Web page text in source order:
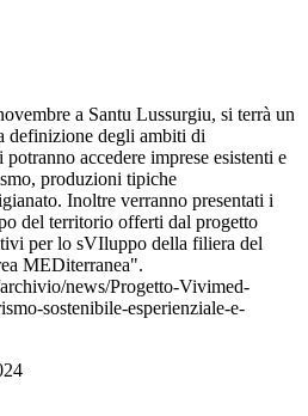
a Santu Lussurgiu, si terrà un
definizione degli ambiti di
accedere imprese esistenti e
produzioni tipiche
Inoltre verranno presentati i
del territorio offerti dal progetto
per lo sVIluppo della filiera del
MEDiterranea".
news/Progetto-Vivimed-
sostenibile-esperienziale-e-